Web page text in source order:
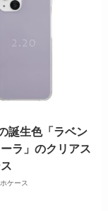
誕生色「ラベン
ラ」のクリアス
ケース